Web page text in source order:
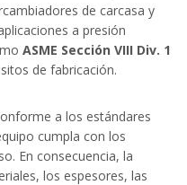
de carcasa y
a presión
ASME Sección VIII Div. 1
de fabricación.
a los estándares
cumpla con los
En consecuencia, la
los espesores, las